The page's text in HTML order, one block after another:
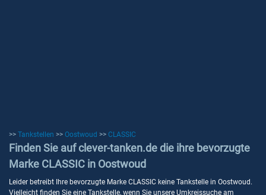
>> Tankstellen >> Oostwoud >> CLASSIC
Finden Sie auf clever-tanken.de die ihre bevorzugte
Marke CLASSIC in Oostwoud
Leider betreibt Ihre bevorzugte Marke CLASSIC keine Tankstelle in Oostwoud.
Vielleicht finden Sie eine Tankstelle, wenn Sie unsere Umkreissuche am